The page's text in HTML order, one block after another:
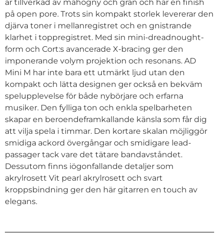
är tillverkad av mahogny och gran och har en finish
på open pore. Trots sin kompakt storlek levererar den
djärva toner i mellanregistret och en gnistrande
klarhet i toppregistret. Med sin mini-dreadnought-
form och Cort:s avancerade X-bracing ger den
imponerande volym projektion och resonans. AD
Mini M har inte bara ett utmärkt ljud utan den
kompakt och lätta designen ger också en bekväm
spelupplevelse för både nybörjare och erfarna
musiker. Den fylliga ton och enkla spelbarheten
skapar en beroendeframkallande känsla som får dig
att vilja spela i timmar. Den kortare skalan möjliggör
smidiga ackord övergångar och smidigare lead-
passager tack vare det tätare bandavståndet.
Dessutom finns iögonfallande detaljer som
akrylrosett Vit pearl akrylrosett och svart
kroppsbindning ger den här gitarren en touch av
elegans.